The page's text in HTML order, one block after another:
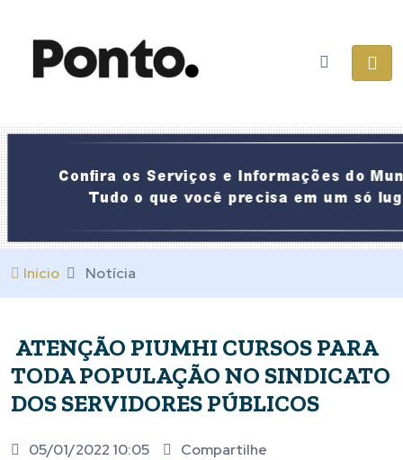
Início Notícia
ATENÇÃO PIUMHI CURSOS PARA
TODA POPULAÇÃO NO SINDICATO
DOS SERVIDORES PÚBLICOS
05/01/2022 10:05 Compartilhe